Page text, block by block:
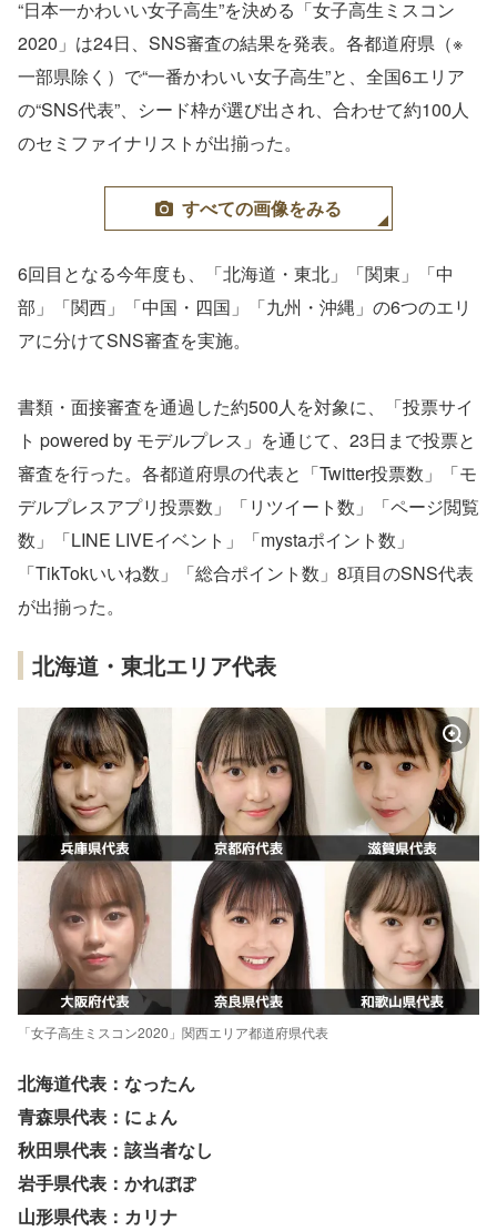
“日本一かわいい女子高生”を決める「女子高生ミスコン
2020」は24日、SNS審査の結果を発表。各都道府県（※
一部県除く）で“一番かわいい女子高生”と、全国6エリア
の“SNS代表”、シード枠が選び出され、合わせて約100人
のセミファイナリストが出揃った。
すべての画像をみる
6回目となる今年度も、「北海道・東北」「関東」「中
部」「関西」「中国・四国」「九州・沖縄」の6つのエリ
アに分けてSNS審査を実施。
書類・面接審査を通過した約500人を対象に、「投票サイ
ト powered by モデルプレス」を通じて、23日まで投票と
審査を行った。各都道府県の代表と「Twitter投票数」「モ
デルプレスアプリ投票数」「リツイート数」「ページ閲覧
数」「LINE LIVEイベント」「mystaポイント数」
「TikTokいいね数」「総合ポイント数」8項目のSNS代表
が出揃った。
北海道・東北エリア代表
「女子高生ミスコン2020」関西エリア都道府県代表
北海道代表：なったん
青森県代表：にょん
秋田県代表：該当者なし
岩手県代表：かれぽぽ
山形県代表：カリナ